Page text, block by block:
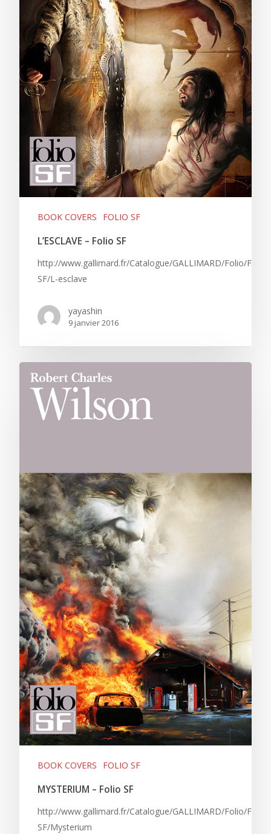
BOOK COVERS FOLIO SF
L’ESCLAVE – Folio SF
http://www.gallimard.fr/Catalogue/GALLIMARD/Folio/Folio-
SF/L-esclave
yayashin
9 janvier 2016
BOOK COVERS FOLIO SF
MYSTERIUM – Folio SF
http://www.gallimard.fr/Catalogue/GALLIMARD/Folio/Folio-
SF/Mysterium